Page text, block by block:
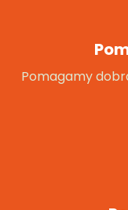
Pomagamy